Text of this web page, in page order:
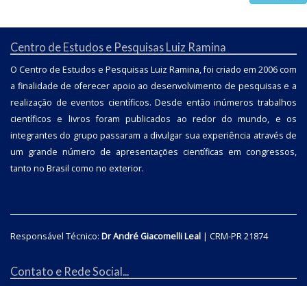
Centro de Estudos e Pesquisas Luiz Ramina
O Centro de Estudos e Pesquisas Luiz Ramina, foi criado em 2006 com
a finalidade de oferecer apoio ao desenvolvimento de pesquisas e a
realização de eventos científicos. Desde então inúmeros trabalhos
científicos e livros foram publicados ao redor do mundo, e os
integrantes do grupo passaram a divulgar sua experiência através de
um grande número de apresentações científicas em congressos,
tanto no Brasil como no exterior.
Responsável Técnico: Dr André Giacomelli Leal | CRM-PR 21874
Contato e Rede Social...